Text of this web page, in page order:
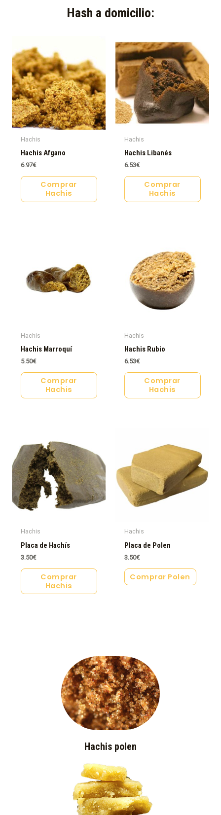
Hash a domicilio:​
Hachis
Hachis Afgano
6.97€
Comprar
Hachis
Hachis
Hachis Libanés
6.53€
Comprar
Hachis
Hachis
Hachis Marroquí
5.50€
Comprar
Hachis
Hachis
Hachis Rubio
6.53€
Comprar
Hachis
Hachis
Placa de Hachís
3.50€
Comprar
Hachis
Hachis
Placa de Polen
3.50€
Comprar Polen
Hachis polen